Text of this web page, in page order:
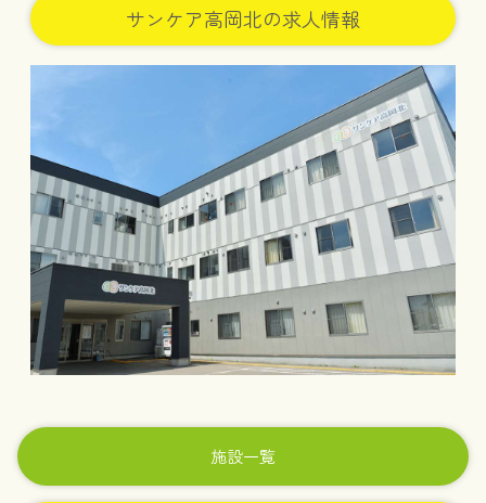
サンケア高岡北の求人情報
施設一覧